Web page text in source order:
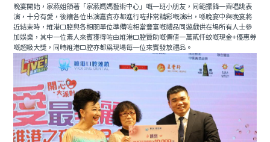
晚宴開始，家燕姐領著「家燕媽媽藝術中心」嘅一班小朋友，同範振鋒一齊唱跳表
演，十分有愛，後續各位出演嘉賓亦都進行咗非常精彩嘅演出，喺晚宴中與晚宴將
近結束時，維港口腔與各相關單位準備咗相當豐富嘅禮品同遊戲供在場所有人士參
加娛樂，其中一位素人來賓獲得咗由維港口腔贊助嘅價值一萬貳仟蚊嘅現金+優惠券
嘅超級大獎，同時維港口腔亦都為現場每一位來賓發放禮品。